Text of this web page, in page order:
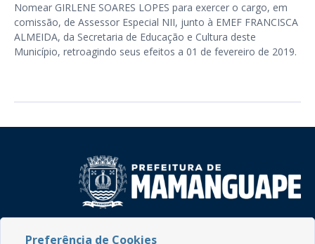
Nomear GIRLENE SOARES LOPES para exercer o cargo, em
comissão, de Assessor Especial NII, junto à EMEF FRANCISCA
ALMEIDA, da Secretaria de Educação e Cultura deste
Município, retroagindo seus efeitos a 01 de fevereiro de 2019.
Preferência de Cookies